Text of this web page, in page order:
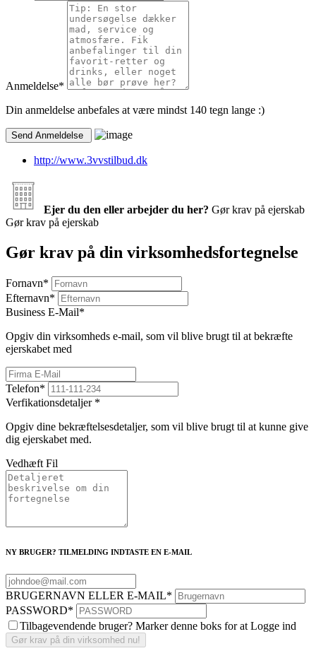
Anmeldelse*
Din anmeldelse anbefales at være mindst 140 tegn lange :)
http://www.3vvstilbud.dk
Ejer du den eller arbejder du her? Gør krav på ejerskab
Gør krav på ejerskab
Gør krav på din virksomhedsfortegnelse
Fornavn*
Efternavn*
Business E-Mail*
Opgiv din virksomheds e-mail, som vil blive brugt til at bekræfte
ejerskabet med
Telefon*
Verfikationsdetaljer *
Opgiv dine bekræftelsesdetaljer, som vil blive brugt til at kunne give
dig ejerskabet med.
Vedhæft Fil
NY BRUGER? TILMELDING INDTASTE EN E-MAIL
BRUGERNAVN ELLER E-MAIL*
PASSWORD*
Tilbagevendende bruger? Marker denne boks for at Logge ind